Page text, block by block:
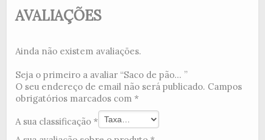
AVALIAÇÕES
Ainda não existem avaliações.
Seja o primeiro a avaliar “Saco de pão... ”
O seu endereço de email não será publicado. Campos
obrigatórios marcados com *
A sua classificação *